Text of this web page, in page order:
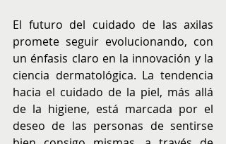
El futuro del cuidado de las axilas
promete seguir evolucionando, con
un énfasis claro en la innovación y la
ciencia dermatológica. La tendencia
hacia el cuidado de la piel, más allá
de la higiene, está marcada por el
deseo de las personas de sentirse